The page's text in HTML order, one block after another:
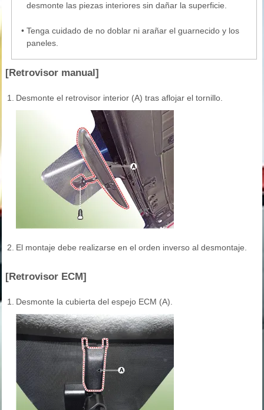
desmonte las piezas interiores sin dañar la superficie.
• Tenga cuidado de no doblar ni arañar el guarnecido y los
paneles.
[Retrovisor manual]
1. Desmonte el retrovisor interior (A) tras aflojar el tornillo.
2. El montaje debe realizarse en el orden inverso al desmontaje.
[Retrovisor ECM]
1. Desmonte la cubierta del espejo ECM (A).